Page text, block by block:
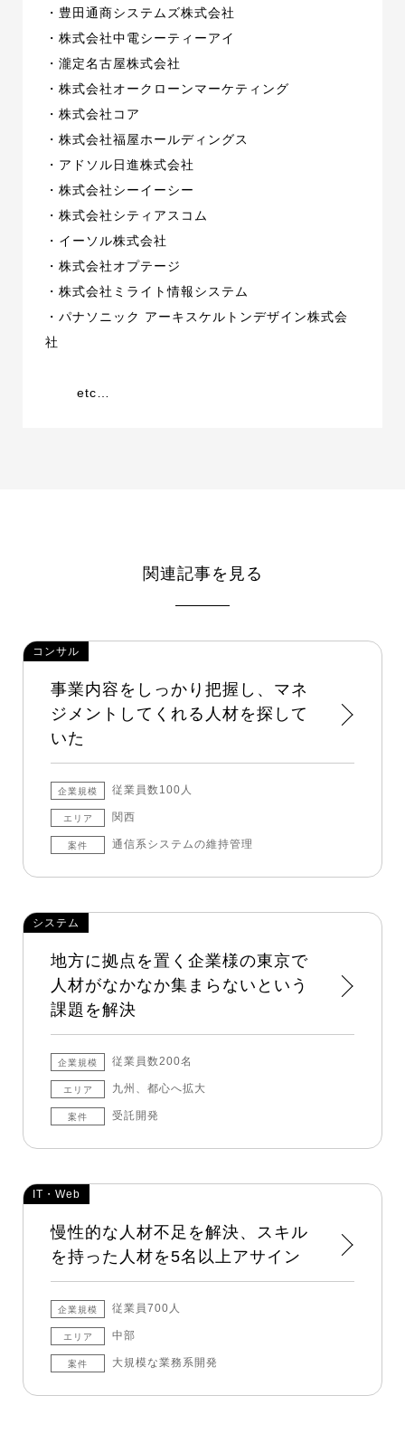
・豊田通商システムズ株式会社
・株式会社中電シーティーアイ
・瀧定名古屋株式会社
・株式会社オークローンマーケティング
・株式会社コア
・株式会社福屋ホールディングス
・アドソル日進株式会社
・株式会社シーイーシー
・株式会社シティアスコム
・イーソル株式会社
・株式会社オプテージ
・株式会社ミライト情報システム
・パナソニック アーキスケルトンデザイン株式会
社
etc…
関連記事を見る
コンサル
事業内容をしっかり把握し、マネ
ジメントしてくれる人材を探して
いた
企業規模 従業員数100人
エリア 関西
案件 通信系システムの維持管理
システム
地方に拠点を置く企業様の東京で
人材がなかなか集まらないという
課題を解決
企業規模 従業員数200名
エリア 九州、都心へ拡大
案件 受託開発
IT・Web
慢性的な人材不足を解決、スキル
を持った人材を5名以上アサイン
企業規模 従業員700人
エリア 中部
案件 大規模な業務系開発